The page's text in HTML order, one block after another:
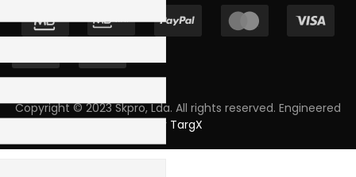
Copyright © 2023 Skpro, Lda. All rights reserved. Engineered
by TargX